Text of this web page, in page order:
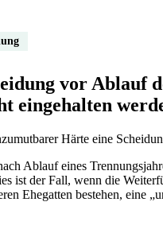
vor Ablauf
eingehalten
Härte eine
Ablauf eines
ist der Fall, wenn die
Ehegatten bestehen, eine